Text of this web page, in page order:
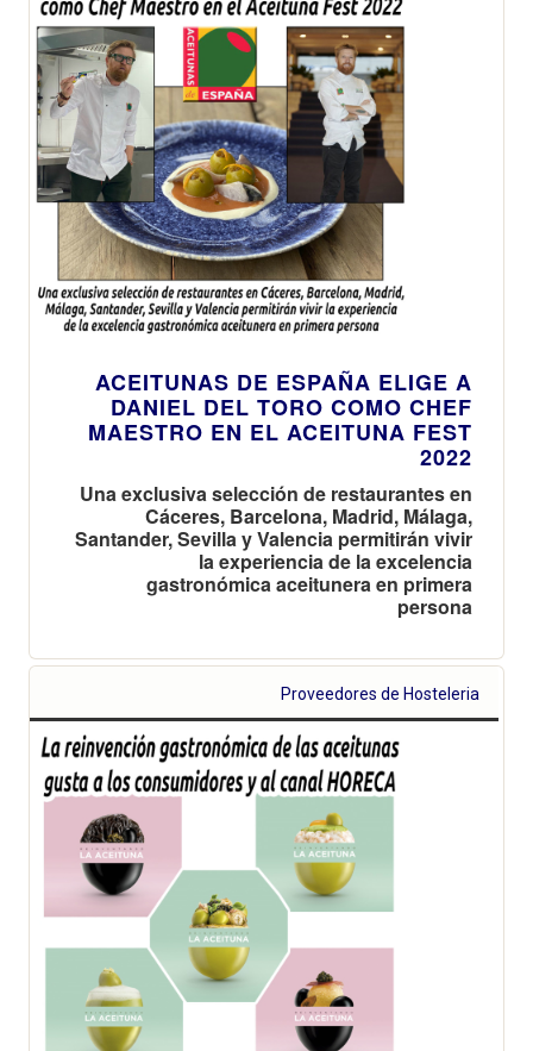
ACEITUNAS DE ESPAÑA ELIGE A
DANIEL DEL TORO COMO CHEF
MAESTRO EN EL ACEITUNA FEST
2022
Una exclusiva selección de restaurantes en
Cáceres, Barcelona, Madrid, Málaga,
Santander, Sevilla y Valencia permitirán vivir
la experiencia de la excelencia
gastronómica aceitunera en primera
persona
Proveedores de Hosteleria